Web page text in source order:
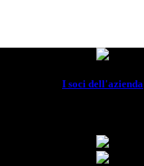
I soci dell'azienda